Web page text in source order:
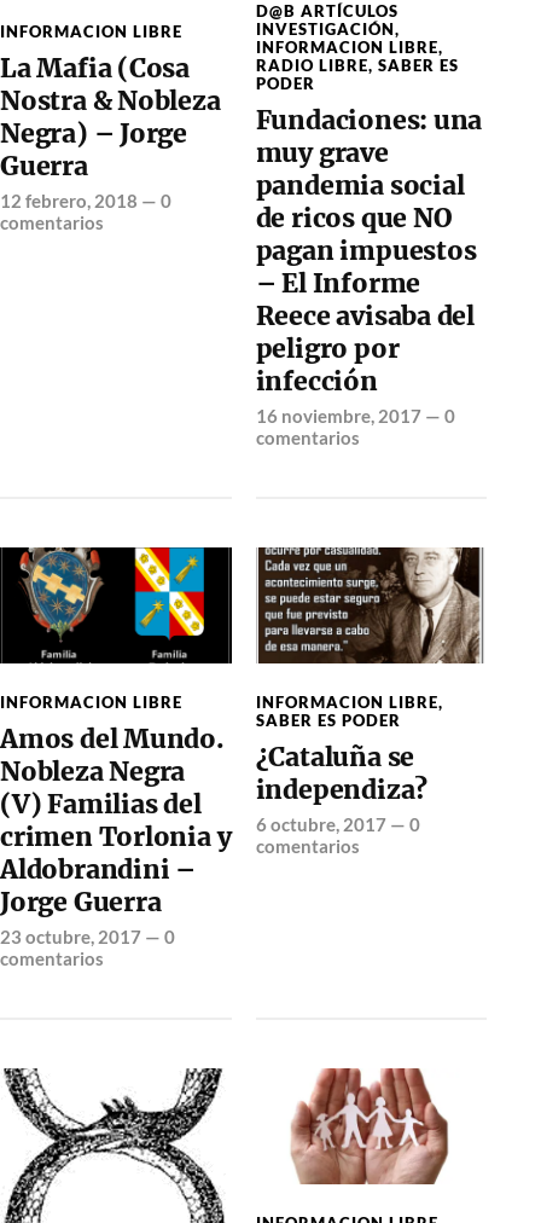
INFORMACION LIBRE
La Mafia (Cosa
Nostra & Nobleza
Negra) – Jorge
Guerra
12 febrero, 2018 — 0
comentarios
D@B ARTÍCULOS
INVESTIGACIÓN,
INFORMACION LIBRE,
RADIO LIBRE, SABER ES
PODER
Fundaciones: una
muy grave
pandemia social
de ricos que NO
pagan impuestos
– El Informe
Reece avisaba del
peligro por
infección
16 noviembre, 2017— 0
comentarios
INFORMACION LIBRE
Amos del Mundo.
Nobleza Negra
(V) Familias del
crimen Torlonia y
Aldobrandini –
Jorge Guerra
23 octubre, 2017 — 0
comentarios
INFORMACION LIBRE,
SABER ES PODER
¿Cataluña se
independiza?
6 octubre, 2017— 0
comentarios